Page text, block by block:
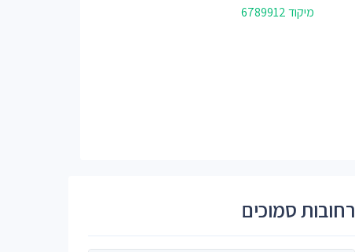
מיקוד 6789912
רחובות סמוכים